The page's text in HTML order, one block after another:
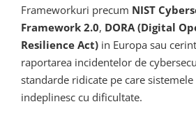
Frameworkuri precum NIST
Framework 2.0, DORA (Digital
Resilience Act) in Europa sau
raportarea incidentelor de
standarde ridicate pe care
indeplinesc cu dificultate.